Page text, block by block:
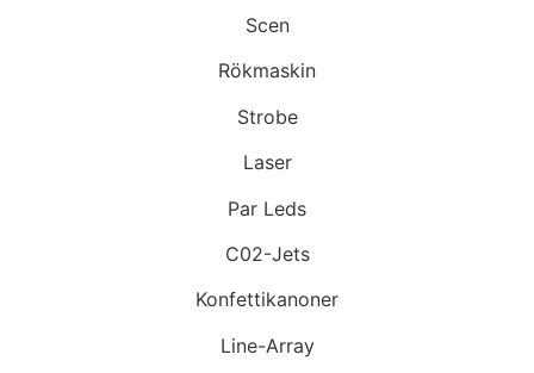
Scen
Rökmaskin
Strobe
Laser
Par Leds
C02-Jets
Konfettikanoner
Line-Array